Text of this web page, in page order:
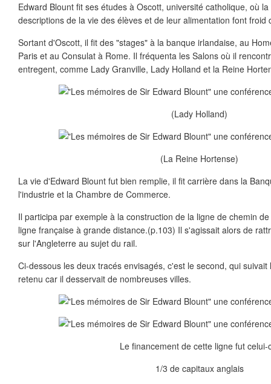
Edward Blount fit ses études à Oscott, université catholique, où
descriptions de la vie des élèves et de leur alimentation font froid
Sortant d'Oscott, il fit des "stages" à la banque irlandaise, au
Paris et au Consulat à Rome. Il fréquenta les Salons où il
entregent, comme Lady Granville, Lady Holland et la Reine
(Lady Holland)
(La Reine Hortense)
La vie d'Edward Blount fut bien remplie, il fit carrière dans la
l'industrie et la Chambre de Commerce.
Il participa par exemple à la construction de la ligne de chemin
ligne française à grande distance.(p.103) Il s'agissait alors de
sur l'Angleterre au sujet du rail.
Ci-dessous les deux tracés envisagés, c'est le second, qui
retenu car il desservait de nombreuses villes.
Le financement de cette ligne fut celui-
1/3 de capitaux anglais